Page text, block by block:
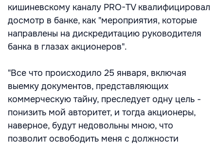
кишиневскому каналу PRO-TV квалифицировал
досмотр в банке, как "мероприятия, которые
направлены на дискредитацию руководителя
банка в глазах акционеров".
"Все что происходило 25 января, включая
выемку документов, представляющих
коммерческую тайну, преследует одну цель -
понизить мой авторитет, и тогда акционеры,
наверное, будут недовольны мною, что
позволит освободить меня с должности